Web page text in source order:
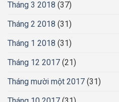
Tháng 3 2018 (37)
Tháng 2 2018 (31)
Tháng 1 2018 (31)
Tháng 12 2017 (21)
Tháng mười một 2017 (31)